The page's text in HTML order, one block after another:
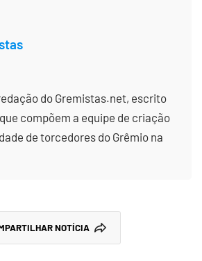
do Gremistas.net, escrito
compõem a equipe de criação
de torcedores do Grêmio na
NOTÍCIA